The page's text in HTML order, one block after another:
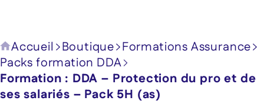
Accueil Boutique Formations Assurance
Packs formation DDA
Formation : DDA – Protection du pro et de
ses salariés – Pack 5H (as)